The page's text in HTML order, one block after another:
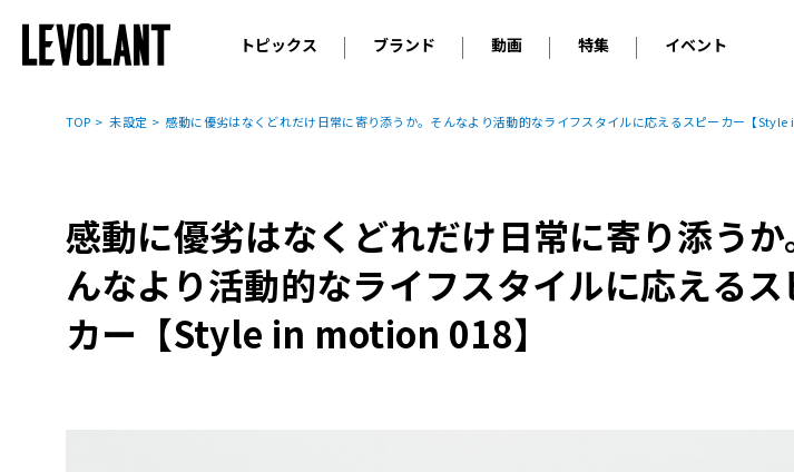
トピックス
ニュース
コラム
ブランド
輸入車 アウディ BMW
プジョー
ルノー
アルファ・ロメオ
フェラーリ
ランボルギーニ
マセラティ
ベントレー
動画
オリジナル動画
特集
2026 サマータイヤ＆ホイー
ホイールカタログ
タイヤ特集
イベント
ル・ボラン カー
EV:LIFE KOBE
ル・ボラン カーズ
TOP 未設定 感動に優劣はなくどれだけ日常に寄り添うか。そんなより活動的なライフスタイルに応えるスピーカー【Style
感動に優劣はなくどれだけ日常に寄り添うか
んなより活動的なライフスタイルに応えるス
カー【Style in motion 018】